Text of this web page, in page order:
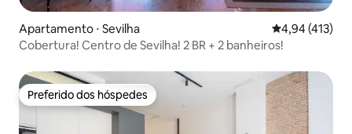
Apartamento ⋅ Sevilha 4,94 de uma
4,94 (413)
Cobertura! Centro de Sevilha! 2 BR + 2 banheiros!
Preferido dos hóspedes
Preferido dos hóspedes